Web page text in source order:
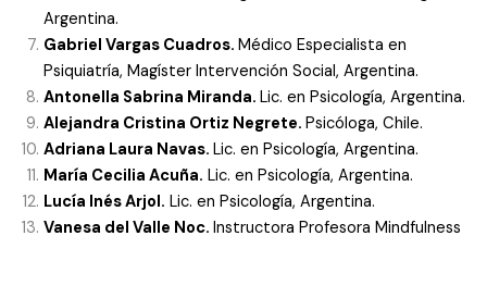
Argentina.
Gabriel Vargas Cuadros. Médico Especialista en
Psiquiatría, Magíster Intervención Social, Argentina.
Antonella Sabrina Miranda. Lic. en Psicología, Argentina.
Alejandra Cristina Ortiz Negrete. Psicóloga, Chile.
Adriana Laura Navas. Lic. en Psicología, Argentina.
María Cecilia Acuña. Lic. en Psicología, Argentina.
Lucía Inés Arjol. Lic. en Psicología, Argentina.
Vanesa del Valle Noc. Instructora Profesora Mindfulness